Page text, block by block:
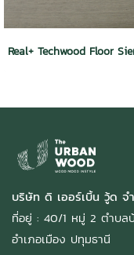
Real+ Techwood Floor
บริษัท ดิ เออร์เบิ้น วู้ด จ
ที่อยู่ : 40/1 หมู่ 2 ตำบล
อำเภอเมือง ปทุมธานี